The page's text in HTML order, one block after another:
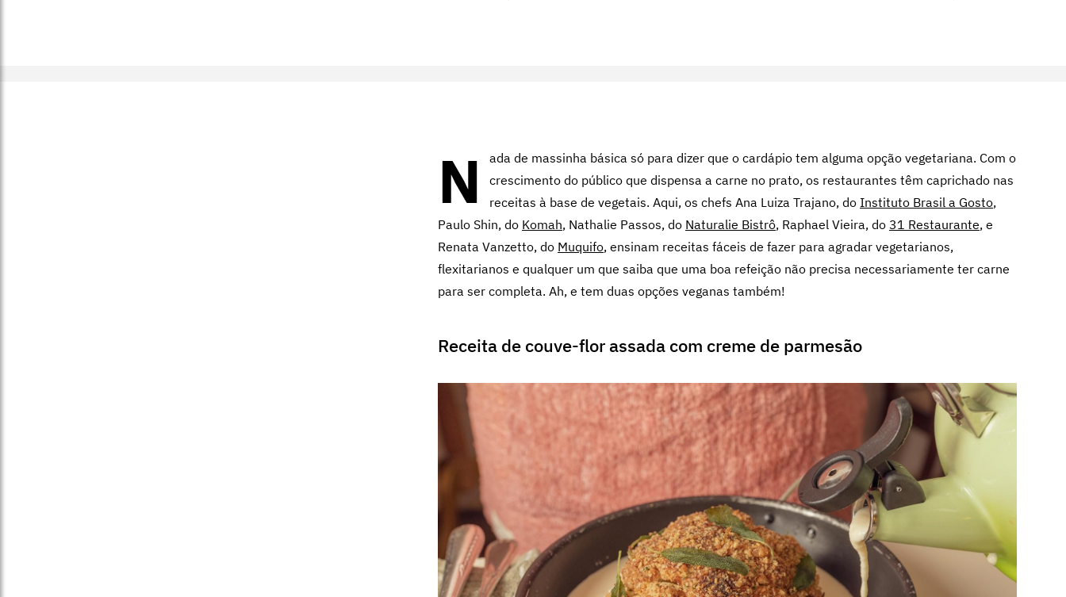
N
ada de massinha básica só para dizer que o cardápio tem alguma opção vegetariana. Com o
crescimento do público que dispensa a carne no prato, os restaurantes têm caprichado nas
receitas à base de vegetais. Aqui, os chefs Ana Luiza Trajano, do Instituto Brasil a Gosto,
Paulo Shin, do Komah, Nathalie Passos, do Naturalie Bistrô, Raphael Vieira, do 31 Restaurante, e
Renata Vanzetto, do Muquifo, ensinam receitas fáceis de fazer para agradar vegetarianos,
flexitarianos e qualquer um que saiba que uma boa refeição não precisa necessariamente ter carne
para ser completa. Ah, e tem duas opções veganas também!
Receita de couve-flor assada com creme de parmesão